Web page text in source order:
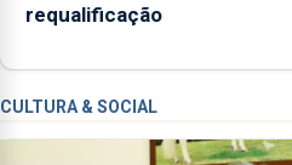
requalificação
CULTURA & SOCIAL